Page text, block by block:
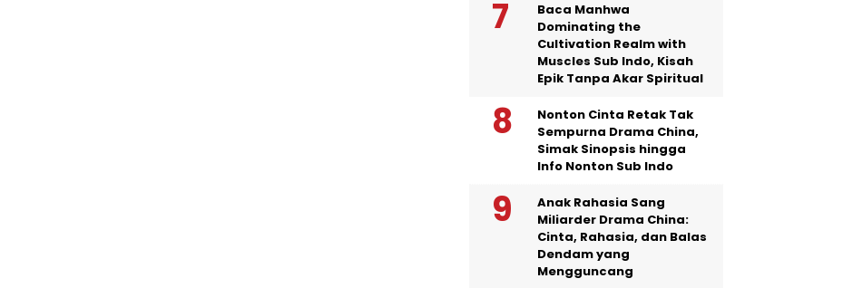
Baca Manhwa
Dominating the
Cultivation Realm with
Muscles Sub Indo, Kisah
Epik Tanpa Akar Spiritual
Nonton Cinta Retak Tak
Sempurna Drama China,
Simak Sinopsis hingga
Info Nonton Sub Indo
Anak Rahasia Sang
Miliarder Drama China:
Cinta, Rahasia, dan Balas
Dendam yang
Mengguncang